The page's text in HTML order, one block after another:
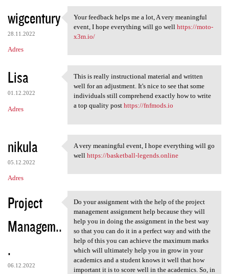
wigcentury
28.11.2022
Adres
Your feedback helps me a lot,
Your feedback helps me a lot, A very meaningful
event, I hope everything will go well https://moto-
x3m.io/
Lisa
01.12.2022
Adres
This is really instructional
This is really instructional material and written
well for an adjustment. It's nice to see that some
individuals still comprehend exactly how to write
a top quality post https://fnfmods.io
nikula
05.12.2022
Adres
A very meaningful event, I
A very meaningful event, I hope everything will go
well https://basketball-legends.online
Project
Managem..
.
06.12.2022
Do your assignment with the
Do your assignment with the help of the project
management assignment help because they will
help you in doing the assignment in the best way
so that you can do it in a perfect way and with the
help of this you can achieve the maximum marks
which will ultimately help you in grow in your
academics and a student knows it well that how
important it is to score well in the academics. So, in